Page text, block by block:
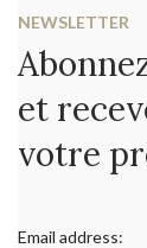
NEWSLETTER
et
votre
Email address: